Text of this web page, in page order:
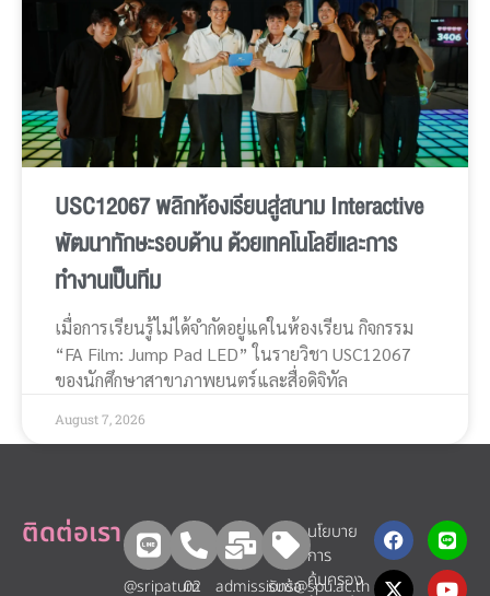
USC12067 พลิกห้องเรียนสู่สนาม Interactive
พัฒนาทักษะรอบด้าน ด้วยเทคโนโลยีและการ
ทำงานเป็นทีม
เมื่อการเรียนรู้ไม่ได้จำกัดอยู่แค่ในห้องเรียน กิจกรรม
“FA Film: Jump Pad LED” ในรายวิชา USC12067
ของนักศึกษาสาขาภาพยนตร์และสื่อดิจิทัล
August 7, 2026
ติดต่อเรา
@sripatum
02 admissions@spu.ac.th
รับข้อ
นโยบาย
การ
คุ้มครอง